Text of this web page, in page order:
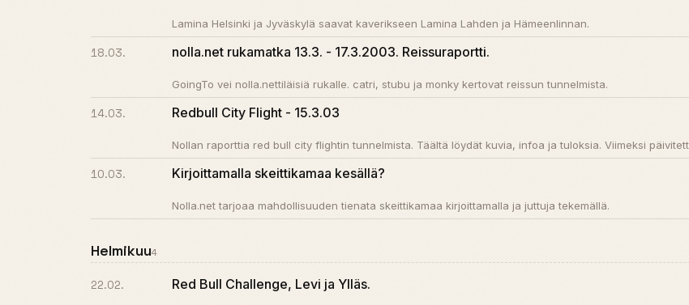
Lamina Helsinki ja Jyväskylä saavat kaverikseen Lamina Lahden ja Hämeenlinnan.
18.03. nolla.net rukamatka 13.3. - 17.3.2003. Reissuraportti.
GoingTo vei nolla.nettiläisiä rukalle. catri, stubu ja monky kertovat reissun tunnelmista.
14.03. Redbull City Flight - 15.3.03
Nollan raporttia red bull city flightin tunnelmista. Täältä löydät kuvia, infoa ja tuloksia. Viimeksi
10.03. Kirjoittamalla skeittikamaa kesällä?
Nolla.net tarjoaa mahdollisuuden tienata skeittikamaa kirjoittamalla ja juttuja tekemällä.
Helmikuu4
22.02. Red Bull Challenge, Levi ja Ylläs.